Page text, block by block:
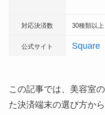
対応決済数 30種類以上
公式サイト Square
この記事では、美容室
た決済端末の選び方か